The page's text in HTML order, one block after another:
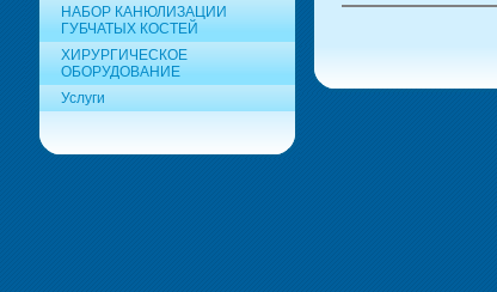
НАБОР КАНЮЛИЗАЦИИ
ГУБЧАТЫХ КОСТЕЙ
ХИРУРГИЧЕСКОЕ
ОБОРУДОВАНИЕ
Услуги